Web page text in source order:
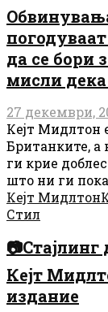
да се бори
мисли
27 декември,
Кејт Мидлтон
Британките, а
ги крие
што ни ги
Кејт Мидлтон
Стил
Кејт
издание